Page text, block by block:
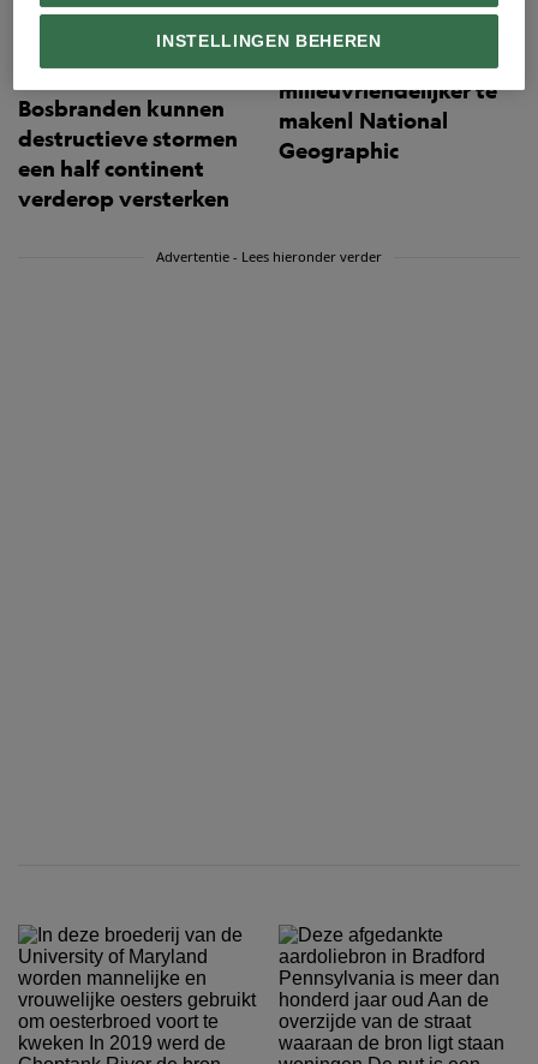
Bosbranden kunnen
destructieve stormen
een half continent
verderop versterken
manieren om je
milieuvriendelijker te
maken| National
Geographic
Advertentie - Lees hieronder verder
INSTELLINGEN BEHEREN